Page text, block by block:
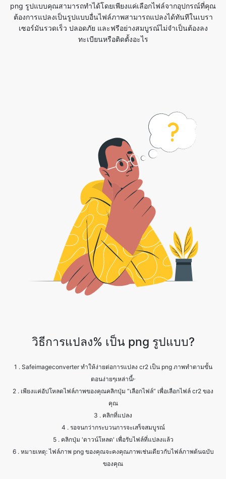
วิธีการแปลง% เป็น png รูปแบบ?
ตอนง่ายๆเหล่านี้፦
2 . เพียงแค่อัปโหลดไฟล์ภาพของคุณคลิกปุ่ม “เลือกไฟล์” เพื่อเลือกไฟล์ cr2 ของ
3 . คลิกที่แปลง
4 . รอจนกว่ากระบวนการจะเสร็จสมบูรณ์
5 . คลิกปุ่ม 'ดาวน์โหลด' เพื่อรับไฟล์ที่แปลงแล้ว
6 . หมายเหตุ: ไฟล์ภาพ png ของคุณจะคงคุณภาพเช่นเดียวกับไฟล์ภาพต้นฉบับ
ของคุณ